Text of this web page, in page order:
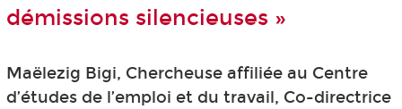
démissions silencieuses »
Maëlezig Bigi, Chercheuse affiliée au Centre
d’études de l’emploi et du travail, Co-directrice